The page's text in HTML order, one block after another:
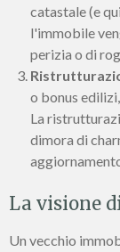
catastale (e
l'immobile
perizia o di
o bonus
La
dimora di
La visione
Un vecchio